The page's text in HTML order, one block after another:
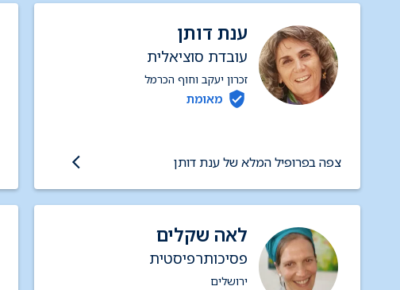
ענת דותן
עובדת סוציאלית
זכרון יעקב וחוף הכרמל
מאומת
צפה בפרופיל המלא של ענת דותן
לאה שקלים
פסיכותרפיסטית
ירושלים